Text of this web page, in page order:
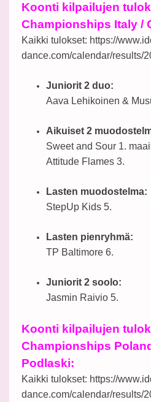
Koonti kilpailujen
Championships Italy /
Kaikki tulokset: https://
dance.com/calendar/results/
Juniorit 2 duo:
Aava Lehikoinen &
Aikuiset 2
Sweet and Sour 1.
Attitude Flames 3.
Lasten muodostelma:
StepUp Kids 5.
Lasten pienryhmä:
TP Baltimore 6.
Juniorit 2 soolo:
Jasmin Raivio 5.
Koonti kilpailujen
Championships
Podlaski:
Kaikki tulokset: https://
dance.com/calendar/results/